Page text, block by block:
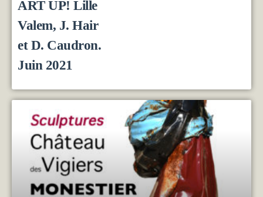
ART UP! Lille
Valem, J. Hair
et D. Caudron.
Juin 2021